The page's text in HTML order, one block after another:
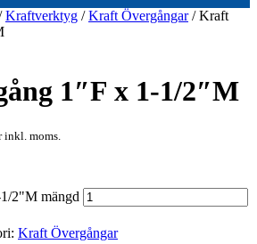
Kraftverktyg /Kraft Övergångar/ Kraft
1″F x 1-1/2″M
inkl. moms.
2"M mängd
Kraft Övergångar